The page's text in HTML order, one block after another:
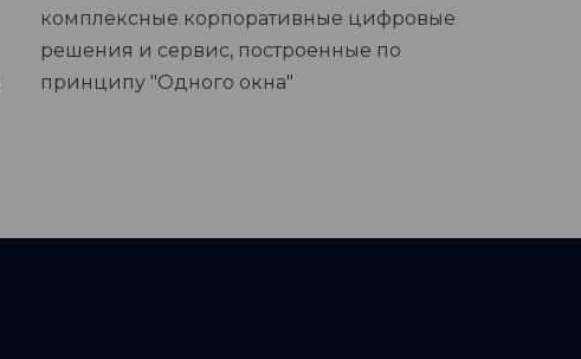
комплексные корпоративные цифровые
решения и сервис, построенные по
принципу "Одного окна"